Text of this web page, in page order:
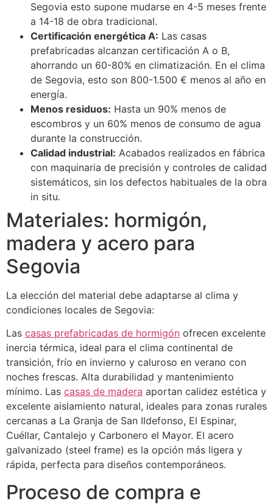
Segovia esto supone mudarse en 4-5 meses frente
a 14-18 de obra tradicional.
Certificación energética A: Las casas
prefabricadas alcanzan certificación A o B,
ahorrando un 60-80% en climatización. En el clima
de Segovia, esto son 800-1.500 € menos al año en
energía.
Menos residuos: Hasta un 90% menos de
escombros y un 60% menos de consumo de agua
durante la construcción.
Calidad industrial: Acabados realizados en fábrica
con maquinaria de precisión y controles de calidad
sistemáticos, sin los defectos habituales de la obra
in situ.
Materiales: hormigón,
madera y acero para
Segovia
La elección del material debe adaptarse al clima y
condiciones locales de Segovia:
Las casas prefabricadas de hormigón ofrecen excelente
inercia térmica, ideal para el clima continental de
transición, frío en invierno y caluroso en verano con
noches frescas. Alta durabilidad y mantenimiento
mínimo. Las casas de madera aportan calidez estética y
excelente aislamiento natural, ideales para zonas rurales
cercanas a La Granja de San Ildefonso, El Espinar,
Cuéllar, Cantalejo y Carbonero el Mayor. El acero
galvanizado (steel frame) es la opción más ligera y
rápida, perfecta para diseños contemporáneos.
Proceso de compra e